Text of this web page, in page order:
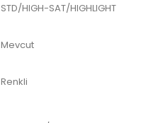
STD/HIGH-SAT/HIGHLIGHT
Mevcut
Renkli